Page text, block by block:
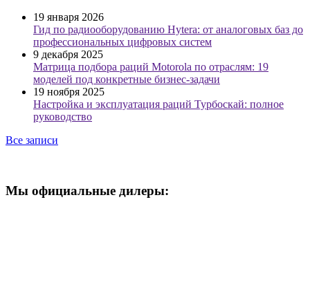
19 января 2026
Гид по радиооборудованию Hytera: от аналоговых баз до
профессиональных цифровых систем
9 декабря 2025
Матрица подбора раций Motorola по отраслям: 19
моделей под конкретные бизнес-задачи
19 ноября 2025
Настройка и эксплуатация раций Турбоскай: полное
руководство
Все записи
Мы официальные дилеры: